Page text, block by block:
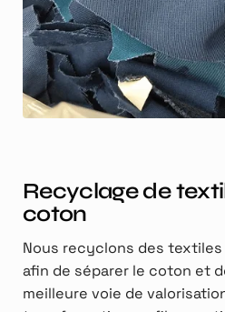
Recyclage de
coton
Nous recyclons des
afin de séparer le coton et
meilleure voie de